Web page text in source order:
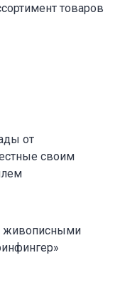
товаров
от
своим
живописными